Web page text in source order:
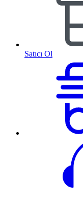
Satıcı Ol